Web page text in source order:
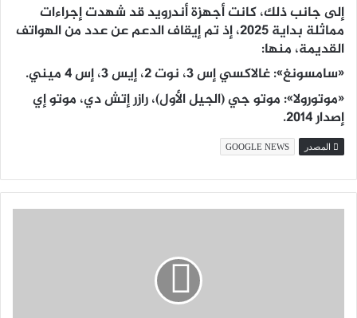
إلى جانب ذلك، كانت أجهزة أندرويد قد شهدت إجراءات
مماثلة بداية 2025، إذ تم إيقاف الدعم عن عدد من الهواتف
القديمة، منها:
«سامسونغ»: غالاكسي إس 3، نوت 2، إيس 3، إس 4 ميني.
«موتورولا»: موتو جي (الجيل الأول)، رازر إتش دي، موتو إي
إصدار 2014.
المصدر GOOGLE NEWS